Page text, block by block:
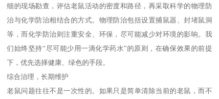
细的现场勘查，评估老鼠活动的密度和路径，再采取科学的物理防
治与化学防治相结合的方式。物理防治包括设置捕鼠器、封堵鼠洞
等，而化学防治则注重安全、环保，尽可能减少对环境的影响。我
们始终坚持“尽可能少用一滴化学药水”的原则，在确保效果的前提
下，优先选择健康、绿色的手段。
综合治理，长期维护
老鼠问题往往不是一次性的。如果只是简单清除当前的老鼠，而不